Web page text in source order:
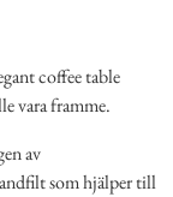
coffee table
vara framme.
av
som hjälper till